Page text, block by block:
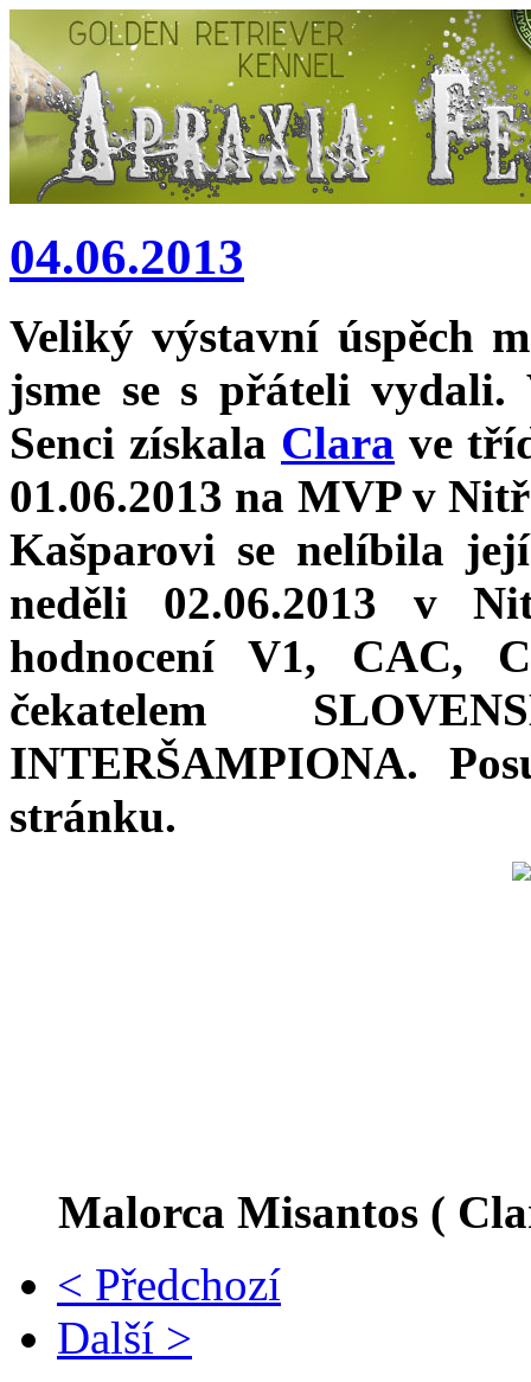
04.06.2013
Veliký výstavní úspěch
jsme se s přáteli vydali.
Senci získala Clara ve
01.06.2013 na MVP v
Kašparovi se nelíbila
neděli 02.06.2013 v
hodnocení V1, CAC,
čekatelem
INTERŠAMPIONA.
stránku.
Malorca Misantos (
< Předchozí
Další >